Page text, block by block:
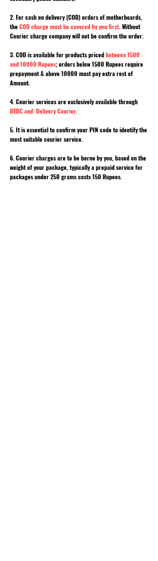
2. For cash on delivery (COD) orders of motherboards,
theCOD charge must be covered by you first, Without
Courier charge company will not be confirm the order.
3. COD is available for products pricedbetween 1500
and 10000 Rupees; orders below 1500 Rupees require
prepayment & above 10000 must pay extra rest of
Amount.
4. Courier services are exclusively available through
DTDC and Delivery Courier.
5. It is essential to confirm your PIN code to identify the
most suitable courier service.
6. Courier charges are to be borne by you, based on the
weight of your package, typically a prepaid service for
packages under 250 grams costs 150 Rupees.